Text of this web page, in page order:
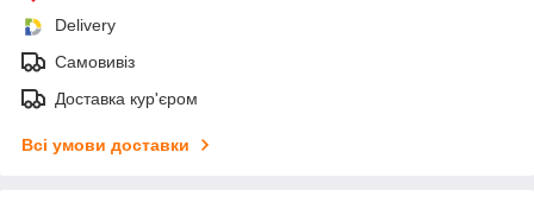
Delivery
Самовивіз
Доставка кур'єром
Всі умови доставки